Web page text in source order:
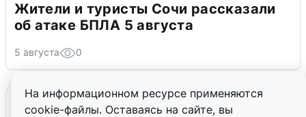
На информационном ресурсе применяются
cookie-файлы. Оставаясь на сайте, вы
Жители и туристы Сочи рассказали
об атаке БПЛА 5 августа
5 августа 0